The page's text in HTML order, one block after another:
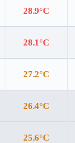
28.9°C
28.1°C
27.2°C
26.4°C
25.6°C